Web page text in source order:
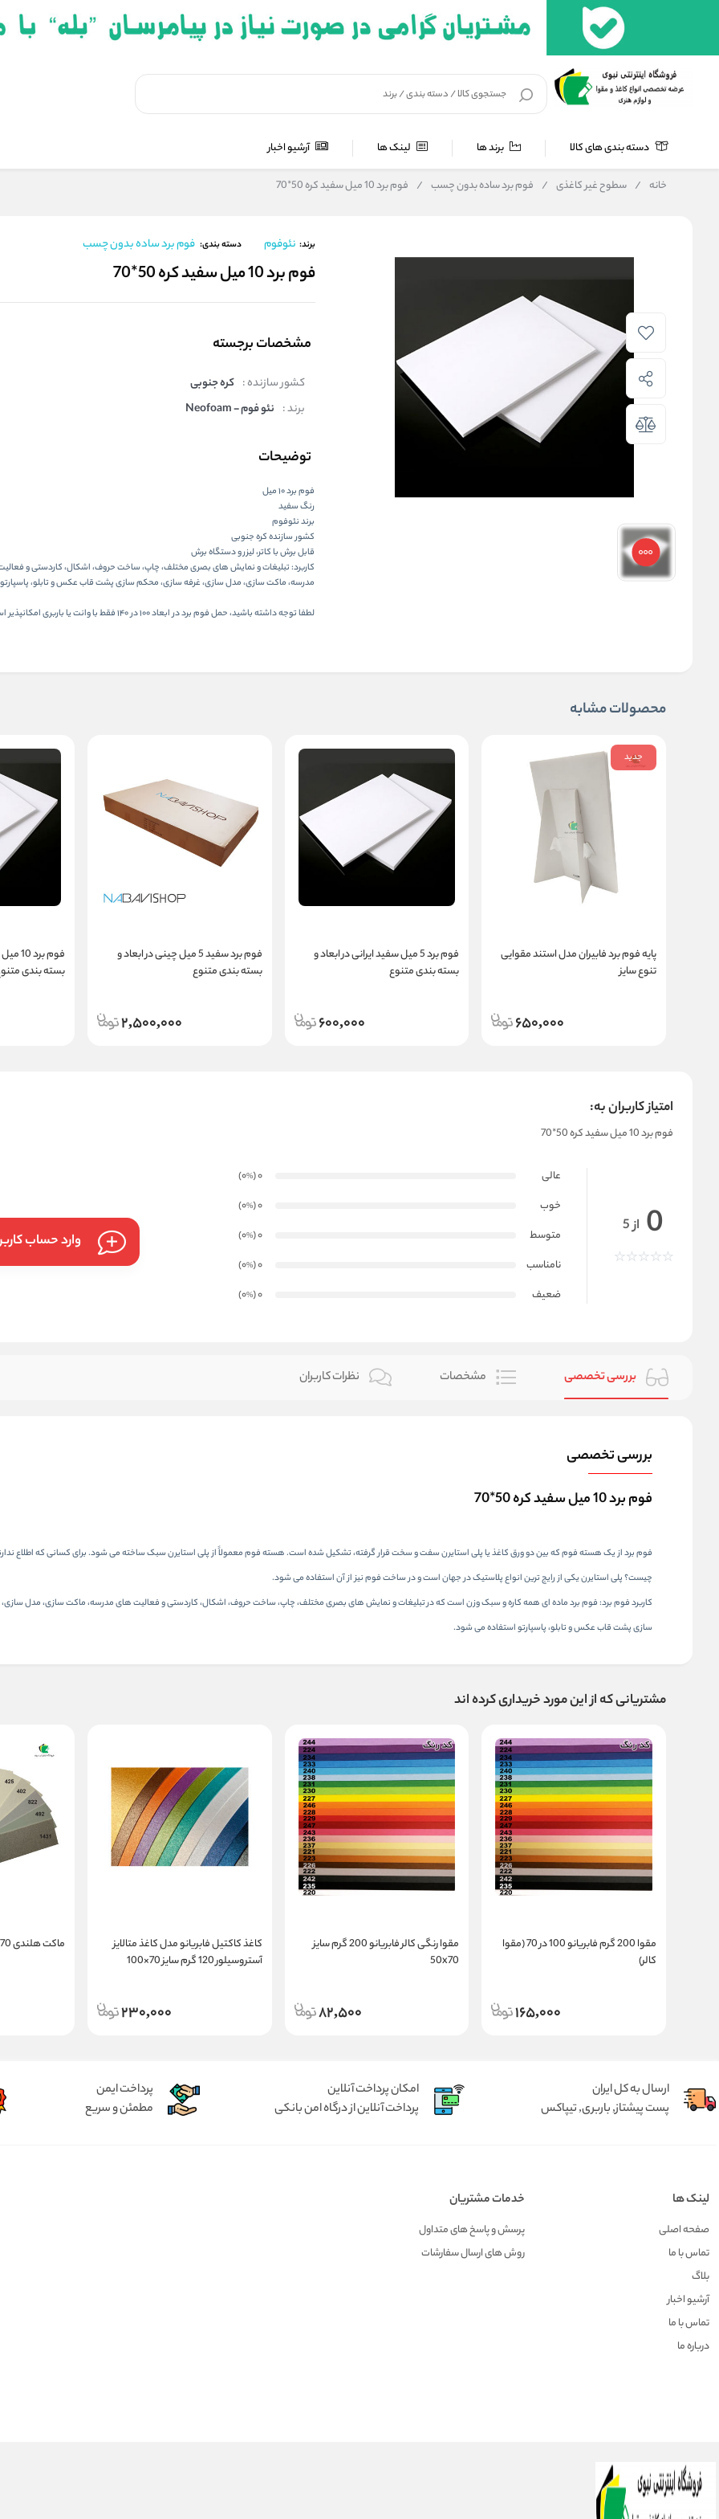
دسته بندی های کالا برند ها لینک ها آرشیو اخبار
خانه / سطوح غیر کاغذی / فوم برد ساده بدون چسب / فوم برد 10 میل سفید کره 50*70
برند: نئوفوم دسته بندی: فوم برد ساده بدون چسب
فوم برد 10 میل سفید کره 50*70
مشخصات برجسته
کشور سازنده : کره جنوبی
برند : نئو فوم - Neofoam
توضیحات
فوم برد 10 میل
رنگ سفید
برند نئوفوم
کشور سازنده کره جنوبی
قابل برش با کاتر، لیزر و دستگاه برش
کاربرد: تبلیغات و نمایش های بصری مختلف، چاپ، ساخت حروف، اشکال، کاردستی و
مدرسه، ماکت سازی، مدل سازی، غرفه سازی، محکم سازی پشت قاب عکس و تابلو، پاسپارتو
لطفا توجه داشته باشید، حمل فوم برد در ابعاد 100 در 140 فقط با وانت یا باربری امکانپذیر است.
محصولات مشابه
جدید
پایه فوم برد فابیران مدل استند مقوایی
تنوع سایز
650,000
فوم برد 5 میل سفید ایرانی در ابعاد و
بسته بندی متنوع
600,000
فوم برد سفید 5 میل چینی در ابعاد و
بسته بندی متنوع
2,500,000
فوم
بسته بندی
امتیاز کاربران به:
فوم برد 10 میل سفید کره 50*70
0 از 5
عالی 0
(0
%
)
خوب
0
(0
%
)
متوسط
0
(0
%
)
نامناسب
0
(0
%
)
ضعیف
0
(0
%
)
وارد حساب
بررسی تخصصی مشخصات نظرات کاربران
بررسی تخصصی
فوم برد 10 میل سفید کره 50*70
فوم برد از یک هسته فوم که بین دو ورق کاغذ یا پلی استایرن سفت و سخت قرار گرفته، تشکیل شده است. هسته فوم معمولاً از پلی استایرن سبک ساخته می شود. برای کسانی که اطلاع
چیست؟ پلی استایرن یکی از رایج ترین انواع پلاستیک در جهان است و در ساخت فوم نیز از آن استفاده می شود.
کاربرد فوم برد: فوم برد ماده ای همه کاره و سبک وزن است که در تبلیغات و نمایش های بصری مختلف، چاپ، ساخت حروف، اشکال، کاردستی و فعالیت های مدرسه، ماکت سازی، مدل
سازی پشت قاب عکس و تابلو، پاسپارتو استفاده می شود.
مشتریانی که از این مورد خریداری کرده اند
مقوا 200 گرم فابریانو 100 در 70 (مقوا
کالر)
165,000
مقوا رنگی کالر فابریانو 200 گرم سایز
50x70
82,500
کاغذ کاکتیل فابریانو مدل کاغذ متالایز
آستروسیلور 120 گرم سایز 70×100
230,000
ماکت هلندی 100x70 رنگی 800 گرم
ارسال به کل ایران
پست پیشتاز, باربری, تیپاکس
امکان پرداخت آنلاین
پرداخت آنلاین از درگاه امن بانکی
پرداخت ایمن
مطمئن و سریع
لینک ها
صفحه اصلی
تماس با ما
بلاگ
آرشیو اخبار
تماس با ما
درباره ما
خدمات مشتریان
پرسش و پاسخ های متداول
روش های ارسال سفارشات